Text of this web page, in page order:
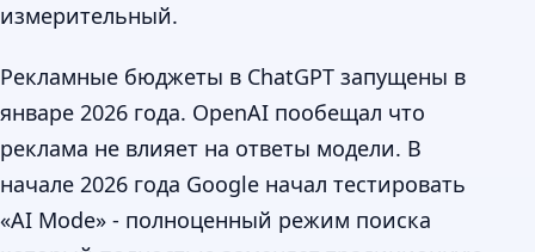
измерительный.
Рекламные бюджеты в ChatGPT запущены в
январе 2026 года. OpenAI пообещал что
реклама не влияет на ответы модели. В
начале 2026 года Google начал тестировать
«AI Mode» - полноценный режим поиска